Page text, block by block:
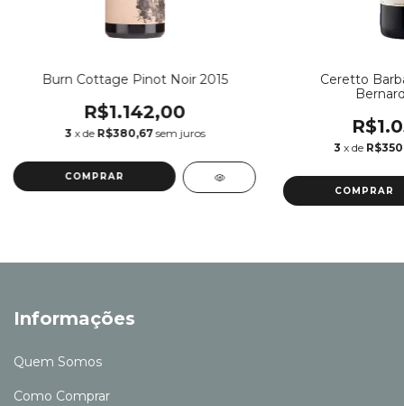
Burn Cottage Pinot Noir 2015
R$1.142,00
3 x de R$380,67 sem juros
Ceretto
3 x de
Informações
Quem Somos
Como Comprar